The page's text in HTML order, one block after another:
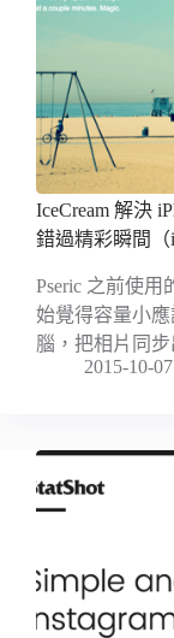
IceCream 解決
錯過精彩瞬間（
Pseric 之前使用
始覺得容量小
腦，把相片同
2015-10-07